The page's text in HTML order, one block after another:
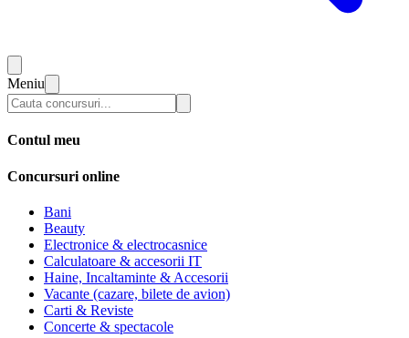
Meniu
Contul meu
Concursuri online
Bani
Beauty
Electronice & electrocasnice
Calculatoare & accesorii IT
Haine, Incaltaminte & Accesorii
Vacante (cazare, bilete de avion)
Carti & Reviste
Concerte & spectacole